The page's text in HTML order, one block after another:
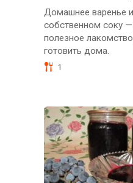
Домашнее варенье
собственном соку —
полезное
готовить дома.
1